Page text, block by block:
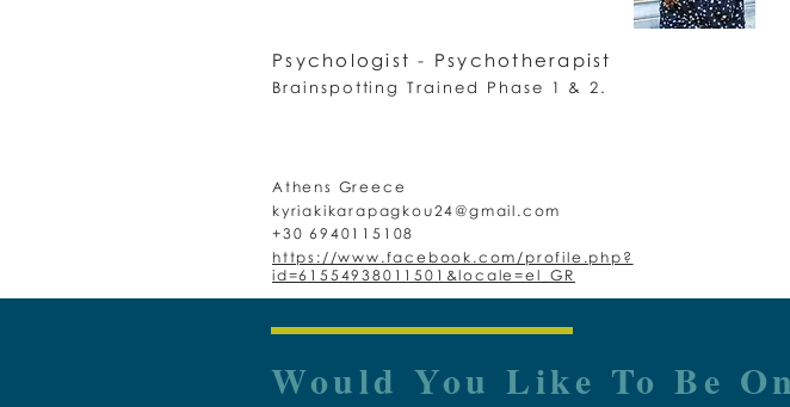
Psychologist - Psychotherapist
Brainspotting Trained Phase 1 & 2.
Athens Greece
kyriakikarapagkou24@gmail.com
+30 6940115108
https://www.facebook.com/profile.php?
id=61554938011501&locale=el_GR
Would You Like To Be